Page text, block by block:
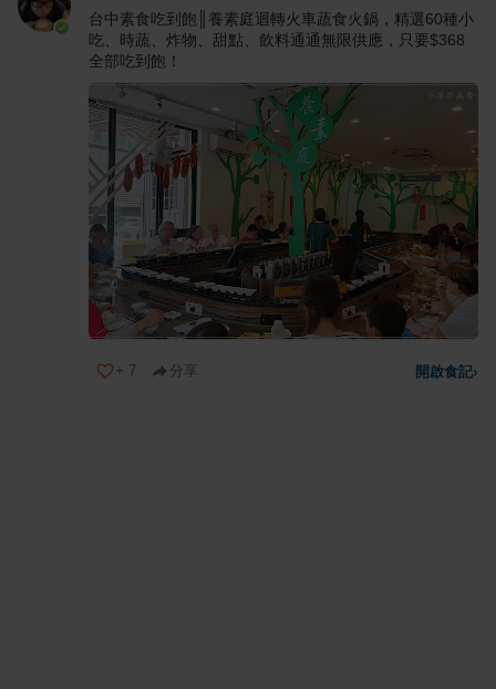
台中素食吃到飽║養素庭迴轉火車蔬食火鍋，精選60種小
吃、時蔬、炸物、甜點、飲料通通無限供應，只要$368
全部吃到飽！
+ 7 分享 開啟食記›